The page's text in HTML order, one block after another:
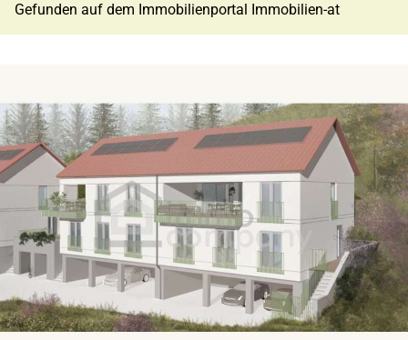
Gefunden auf dem Immobilienportal Immobilien-at